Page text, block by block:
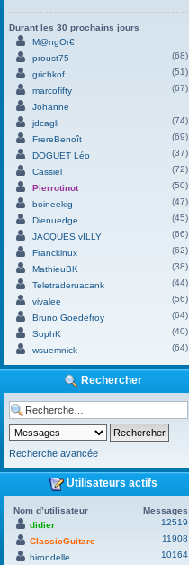
Durant les 30 prochains jours
M@ngOr€
proust75
(68)
grichkof
(51)
marcofifty
(67)
Johanne
jdcagli
(74)
FrereBenoît
(69)
DOGUET Léo
(37)
Cassiel
(72)
Pierrotinot
(50)
boineekig
(47)
Dienuedge
(45)
JACQUES vILLY
(66)
Franckinux
(62)
MathieuBK
(38)
Teletraderuacank
(44)
vivalee
(56)
Bruno Goedefroy
(64)
SophK
(40)
wsuemnick
(64)
Rechercher
Recherche avancée
Utilisateurs actifs
Nom d’utilisateur
Messages
didier
12519
ClassicGuitare
11908
hirondelle
10164